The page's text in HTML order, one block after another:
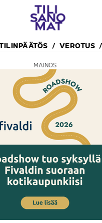
VEROTUS
MAINOS